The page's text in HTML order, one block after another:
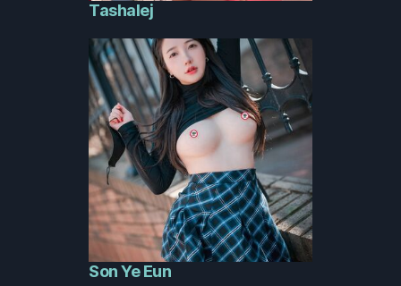
Tashalej
Son Ye Eun